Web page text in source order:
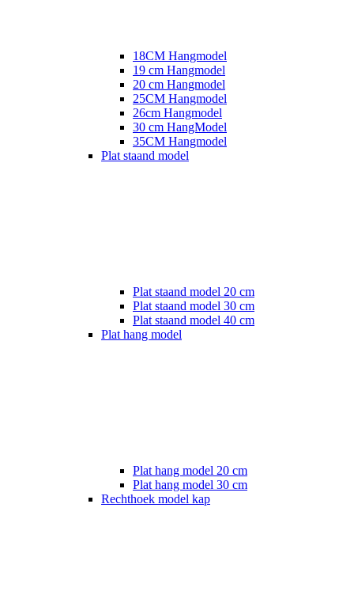
18CM Hangmodel
19 cm Hangmodel
20 cm Hangmodel
25CM Hangmodel
26cm Hangmodel
30 cm HangModel
35CM Hangmodel
Plat staand model
Plat staand model 20 cm
Plat staand model 30 cm
Plat staand model 40 cm
Plat hang model
Plat hang model 20 cm
Plat hang model 30 cm
Rechthoek model kap